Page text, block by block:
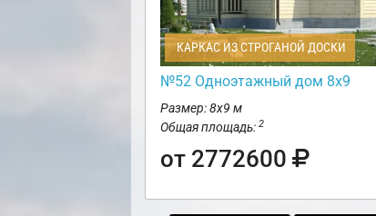
КАРКАС ИЗ СТРОГАНОЙ ДОСКИ
№52 Одноэтажный дом 8х9
Размер: 8х9 м
Общая площадь: 2
от 2772600